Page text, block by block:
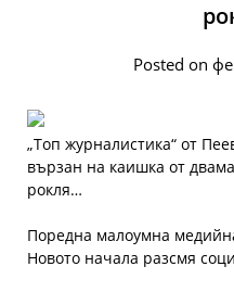
Posted on
„Топ журналистика“ от
вързан на каишка от
рокля…
Поредна малоумна
Новото начала разсмя